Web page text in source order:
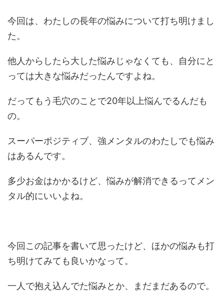
今回は、わたしの長年の悩みについて打ち明けまし
た。
他人からしたら大した悩みじゃなくても、自分にと
っては大きな悩みだったんですよね。
だってもう毛穴のことで20年以上悩んでるんだも
の。
スーパーポジティブ、強メンタルのわたしでも悩み
はあるんです。
多少お金はかかるけど、悩みが解消できるってメン
タル的にいいよね。
今回この記事を書いて思ったけど、ほかの悩みも打
ち明けてみても良いかなって。
一人で抱え込んでた悩みとか、まだまだあるので。